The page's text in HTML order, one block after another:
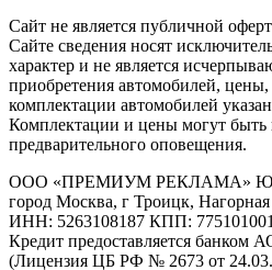
Cайт не является публичной
Сайте сведения носят
характер и не является
приобретения автомобилей,
комплектации автомобилей
Комплектации и цены могут быть
предварительного оповещения.
ООО «ПРЕМИУМ РЕКЛАМА»
город Москва, г Троицк,
ИНН: 5263108187 КПП:
Кредит предоставляется банком
(Лицензия ЦБ РФ № 2673 от